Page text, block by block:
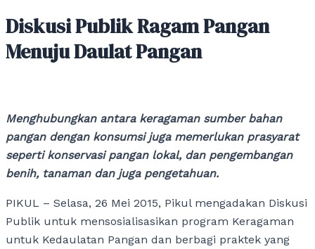
Diskusi Publik Ragam Pangan
Menuju Daulat Pangan
Menghubungkan antara keragaman sumber bahan
pangan dengan konsumsi juga memerlukan prasyarat
seperti konservasi pangan lokal, dan pengembangan
benih, tanaman dan juga pengetahuan.
PIKUL – Selasa, 26 Mei 2015, Pikul mengadakan Diskusi
Publik untuk mensosialisasikan program Keragaman
untuk Kedaulatan Pangan dan berbagi praktek yang